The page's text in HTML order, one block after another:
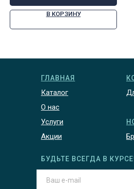
В КОРЗИНУ
ГЛАВНАЯ
Каталог
О нас
Услуги
Акции
БУДЬТЕ ВСЕГДА В